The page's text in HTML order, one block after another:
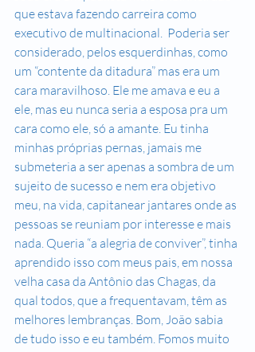
que estava fazendo carreira como
executivo de multinacional.  Poderia ser
considerado, pelos esquerdinhas, como
um “contente da ditadura” mas era um
cara maravilhoso. Ele me amava e eu a
ele, mas eu nunca seria a esposa pra um
cara como ele, só a amante. Eu tinha
minhas próprias pernas, jamais me
submeteria a ser apenas a sombra de um
sujeito de sucesso e nem era objetivo
meu, na vida, capitanear jantares onde as
pessoas se reuniam por interesse e mais
nada. Queria “a alegria de conviver”, tinha
aprendido isso com meus pais, em nossa
velha casa da Antônio das Chagas, da
qual todos, que a frequentavam, têm as
melhores lembranças. Bom, João sabia
de tudo isso e eu também. Fomos muito